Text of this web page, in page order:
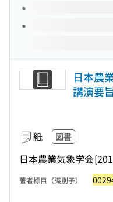
日本農
講演要
紙 図書
日本農業気象学会
著者標目（識別子）